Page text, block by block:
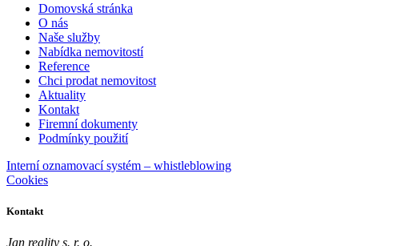
Domovská stránka
O nás
Naše služby
Nabídka nemovitostí
Reference
Chci prodat nemovitost
Aktuality
Kontakt
Firemní dokumenty
Podmínky použití
Interní oznamovací systém – whistleblowing
Cookies
Kontakt
Jan reality s. r. o.